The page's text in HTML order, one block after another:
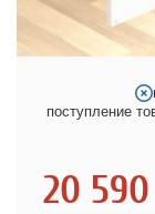
поступление
20 590